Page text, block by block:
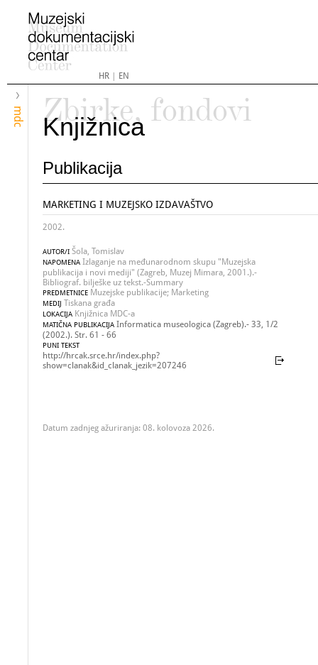
HR| EN
mdc
Zbirke, fondovi
Knjižnica
Publikacija
MARKETING I MUZEJSKO IZDAVAŠTVO
2002.
AUTOR/I Šola, Tomislav
NAPOMENA Izlaganje na međunarodnom skupu "Muzejska
publikacija i novi mediji" (Zagreb, Muzej Mimara, 2001.).-
Bibliograf. bilješke uz tekst.-Summary
PREDMETNICE Muzejske publikacije; Marketing
MEDIJ Tiskana građa
LOKACIJA Knjižnica MDC-a
MATIČNA PUBLIKACIJA Informatica museologica (Zagreb).- 33, 1/2
(2002.). Str. 61 - 66
PUNI TEKST
http://hrcak.srce.hr/index.php?
show=clanak&id_clanak_jezik=207246
Datum zadnjeg ažuriranja: 08. kolovoza 2026.